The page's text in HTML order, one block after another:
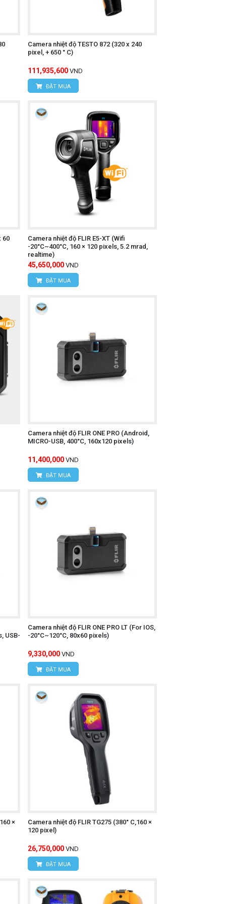
Camera nhiệt độ TESTO 872 (320 x 240
pixel, + 650 ° C)
111,935,600 VND
ĐẶT MUA
60
Camera nhiệt độ FLIR E5-XT (Wifi
-20°C~400°C, 160 × 120 pixels, 5.2 mrad,
realtime)
45,650,000 VND
ĐẶT MUA
Camera nhiệt độ FLIR ONE PRO (Android,
MICRO-USB, 400°C, 160x120 pixels)
11,400,000 VND
ĐẶT MUA
USB-
Camera nhiệt độ FLIR ONE PRO LT (For IOS,
-20°C~120°C, 80x60 pixels)
9,330,000 VND
ĐẶT MUA
×
Camera nhiệt độ FLIR TG275 (380° C,160 ×
120 pixel)
26,750,000 VND
ĐẶT MUA